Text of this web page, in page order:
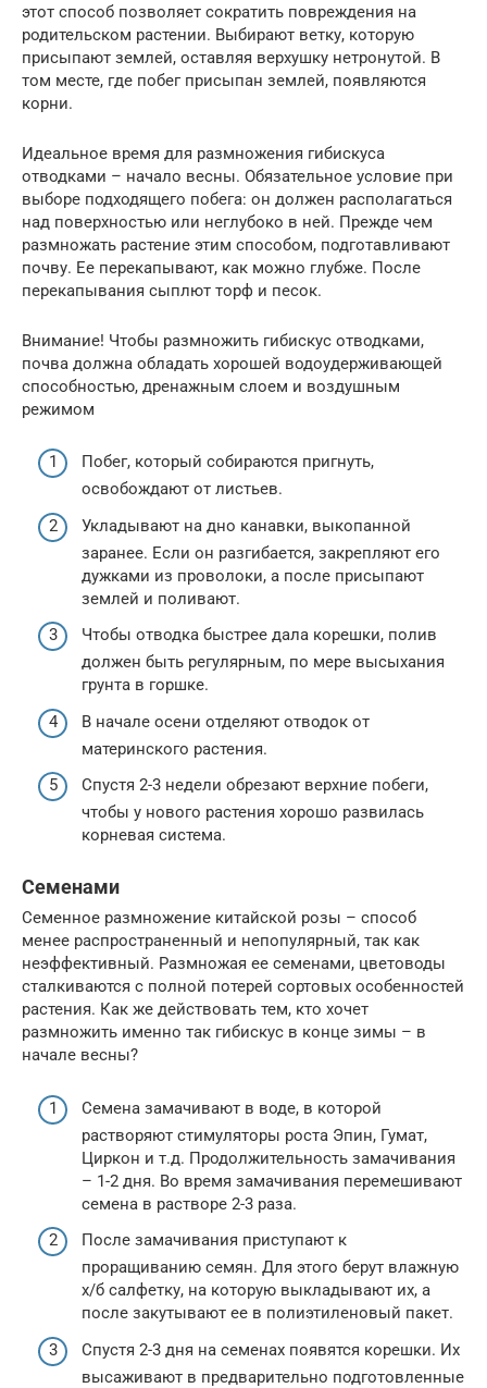
этот способ позволяет сократить повреждения на
родительском растении. Выбирают ветку, которую
присыпают землей, оставляя верхушку нетронутой. В
том месте, где побег присыпан землей, появляются
корни.
Идеальное время для размножения гибискуса
отводками – начало весны. Обязательное условие при
выборе подходящего побега: он должен располагаться
над поверхностью или неглубоко в ней. Прежде чем
размножать растение этим способом, подготавливают
почву. Ее перекапывают, как можно глубже. После
перекапывания сыплют торф и песок.
Внимание! Чтобы размножить гибискус отводками,
почва должна обладать хорошей водоудерживающей
способностью, дренажным слоем и воздушным
режимом
Побег, который собираются пригнуть,
освобождают от листьев.
Укладывают на дно канавки, выкопанной
заранее. Если он разгибается, закрепляют его
дужками из проволоки, а после присыпают
землей и поливают.
Чтобы отводка быстрее дала корешки, полив
должен быть регулярным, по мере высыхания
грунта в горшке.
В начале осени отделяют отводок от
материнского растения.
Спустя 2-3 недели обрезают верхние побеги,
чтобы у нового растения хорошо развилась
корневая система.
Семенами
Семенное размножение китайской розы – способ
менее распространенный и непопулярный, так как
неэффективный. Размножая ее семенами, цветоводы
сталкиваются с полной потерей сортовых особенностей
растения. Как же действовать тем, кто хочет
размножить именно так гибискус в конце зимы – в
начале весны?
Семена замачивают в воде, в которой
растворяют стимуляторы роста Эпин, Гумат,
Циркон и т.д. Продолжительность замачивания
– 1-2 дня. Во время замачивания перемешивают
семена в растворе 2-3 раза.
После замачивания приступают к
проращиванию семян. Для этого берут влажную
х/б салфетку, на которую выкладывают их, а
после закутывают ее в полиэтиленовый пакет.
Спустя 2-3 дня на семенах появятся корешки. Их
высаживают в предварительно подготовленные